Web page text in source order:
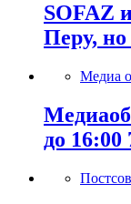
SOFAZ
Перу,
Медиа
до 16:00